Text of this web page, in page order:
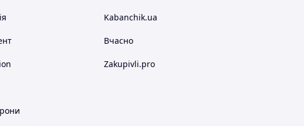
Kabanchik.ua
Вчасно
Zakupivli.pro